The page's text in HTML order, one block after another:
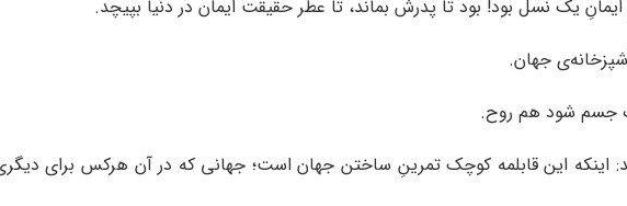
جهان.
جسم شود هم روح.
اینکه این قابلمه‌ کوچک تمرینِ ساختن جهان است؛ جهانی که در آن هرکس برای